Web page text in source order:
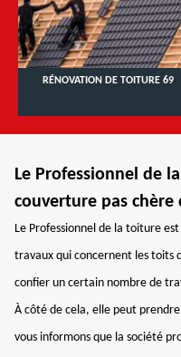
RÉNOVATION DE TOITURE 69
Le Professionnel de
couverture pas chère
Le Professionnel de la toiture
travaux qui concernent les toits
confier un certain nombre de
À côté de cela, elle peut
vous informons que la société